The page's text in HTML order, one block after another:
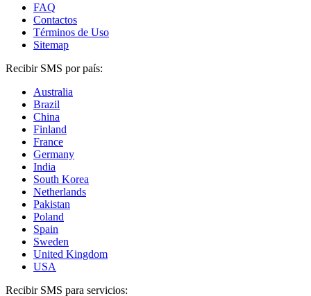
FAQ
Contactos
Términos de Uso
Sitemap
Recibir SMS por país:
Australia
Brazil
China
Finland
France
Germany
India
South Korea
Netherlands
Pakistan
Poland
Spain
Sweden
United Kingdom
USA
Recibir SMS para servicios: